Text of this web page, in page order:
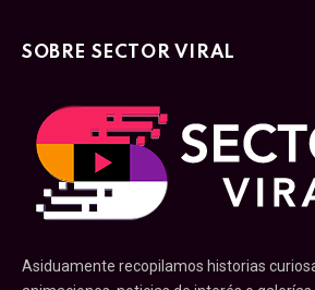
SOBRE SECTOR VIRAL
Asiduamente recopilamos historias